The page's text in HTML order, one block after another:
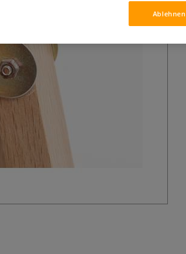
Ablehnen